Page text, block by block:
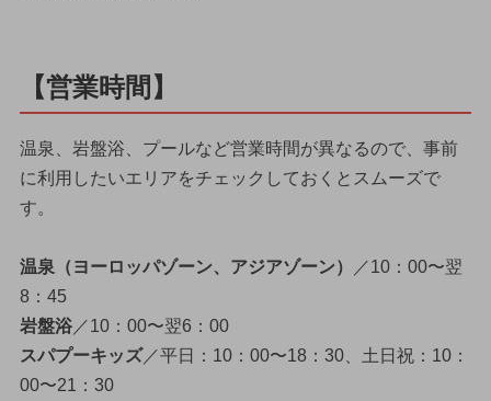
【営業時間】
温泉、岩盤浴、プールなど営業時間が異なるので、事前
に利用したいエリアをチェックしておくとスムーズで
す。
温泉（ヨーロッパゾーン、アジアゾーン）
／10：00〜翌
8：45
岩盤浴／10：00〜翌6：00
スパプーキッズ／平日：10：00〜18：30、土日祝：10：
00〜21：30